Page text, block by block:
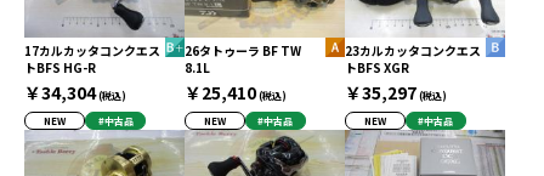
17カルカッタコンクエス
トBFS HG-R
￥34,304(税込)
NEW
#中古品
26タトゥーラ BF TW
8.1L
￥25,410(税込)
NEW
#中古品
23カルカッタコンクエス
トBFS XGR
￥35,297(税込)
NEW
#中古品